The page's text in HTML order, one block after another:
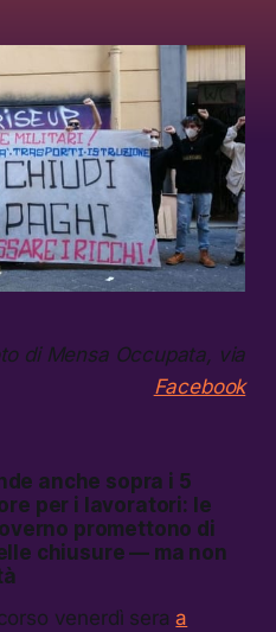
di Mensa Occupata, via
Facebook
anche sopra i 5
per i lavoratori: le
promettono di
chiusure — ma non
venerdì seraa